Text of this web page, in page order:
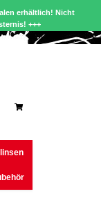
erhältlich! Nicht
+++